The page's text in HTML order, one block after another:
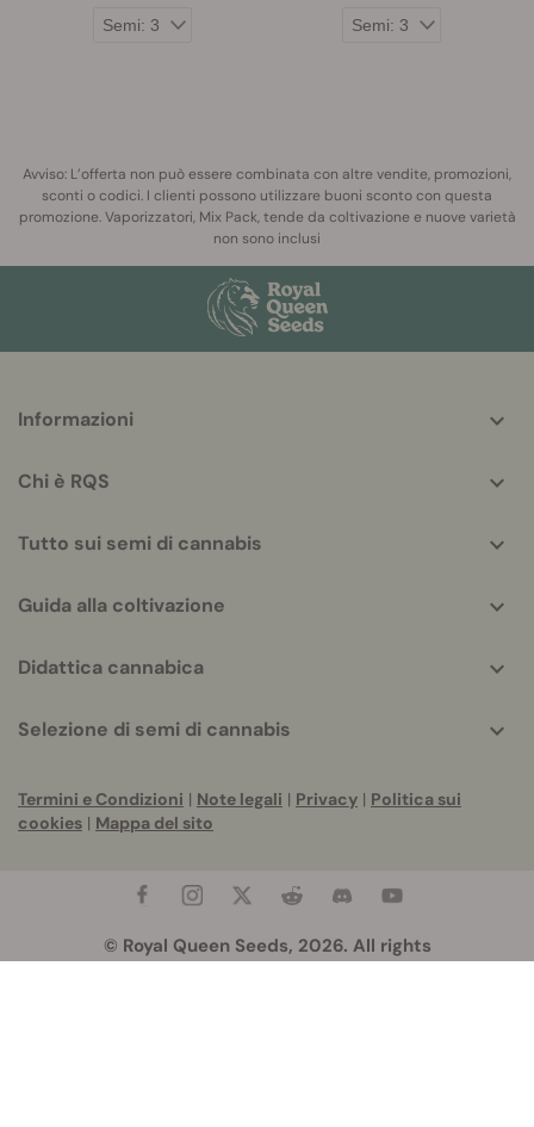
Avviso: L’offerta non può essere combinata con altre vendite, promozioni,
sconti o codici. I clienti possono utilizzare buoni sconto con questa
promozione. Vaporizzatori, Mix Pack, tende da coltivazione e nuove varietà
non sono inclusi
helpful
Informazioni
Chi è RQS
Tutto sui semi di cannabis
Guida alla coltivazione
Didattica cannabica
Selezione di semi di cannabis
Termini e Condizioni | Note legali | Privacy | Politica sui
cookies | Mappa del sito
© Royal Queen Seeds, 2026. All rights